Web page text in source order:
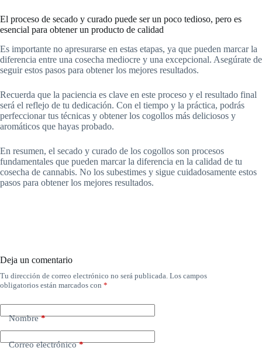
El proceso de secado y curado puede ser un poco tedioso, pero es
esencial para obtener un producto de calidad
Es importante no apresurarse en estas etapas, ya que pueden marcar la
diferencia entre una cosecha mediocre y una excepcional. Asegúrate de
seguir estos pasos para obtener los mejores resultados.
Recuerda que la paciencia es clave en este proceso y el resultado final
será el reflejo de tu dedicación. Con el tiempo y la práctica, podrás
perfeccionar tus técnicas y obtener los cogollos más deliciosos y
aromáticos que hayas probado.
En resumen, el secado y curado de los cogollos son procesos
fundamentales que pueden marcar la diferencia en la calidad de tu
cosecha de cannabis. No los subestimes y sigue cuidadosamente estos
pasos para obtener los mejores resultados.
Deja un comentario
Tu dirección de correo electrónico no será publicada. Los campos
obligatorios están marcados con *
Nombre*
Correo electrónico*